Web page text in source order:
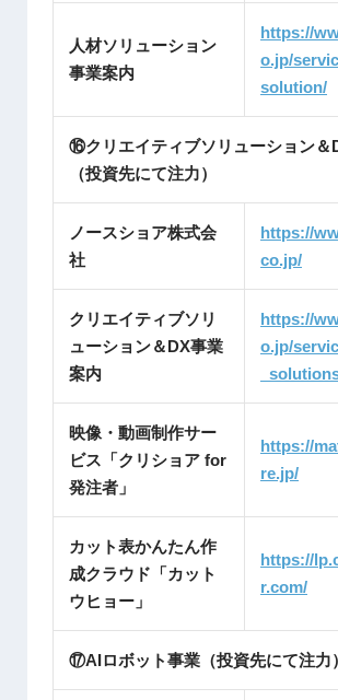
人材ソリューション
事業案内
https://
o.jp/
solution/
⑯クリエイティブソリューション＆
（投資先にて注力）
ノースショア株式会
社
https://
co.jp/
クリエイティブソリ
ューション＆DX事業
案内
https://
o.jp/
映像・動画制作サー
ビス「クリショア for
発注者」
https://
re.jp/
カット表かんたん作
成クラウド「カット
ウヒョー」
https://
r.com/
⑰AIロボット事業（投資先にて注力）